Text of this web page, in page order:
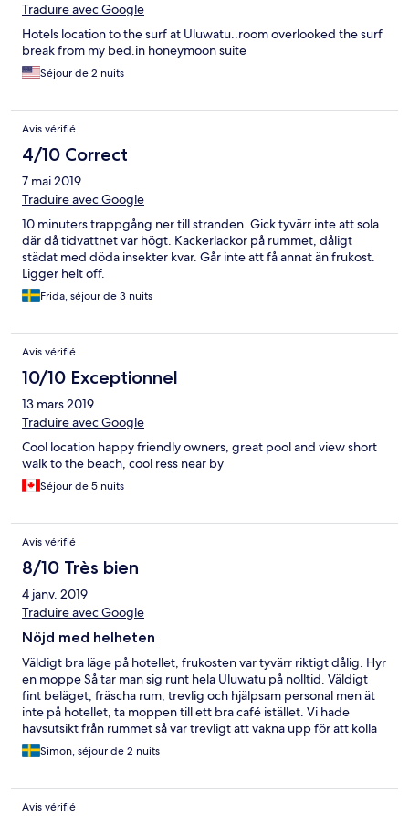
Traduire avec Google
Hotels location to the surf at Uluwatu..room overlooked the surf
break from my bed.in honeymoon suite
Séjour de 2 nuits
Avis vérifié
4/10 Correct
7 mai 2019
Traduire avec Google
10 minuters trappgång ner till stranden. Gick tyvärr inte att sola
där då tidvattnet var högt. Kackerlackor på rummet, dåligt
städat med döda insekter kvar. Går inte att få annat än frukost.
Ligger helt off.
Frida, séjour de 3 nuits
Avis vérifié
10/10 Exceptionnel
13 mars 2019
Traduire avec Google
Cool location happy friendly owners, great pool and view short
walk to the beach, cool ress near by
Séjour de 5 nuits
Avis vérifié
8/10 Très bien
4 janv. 2019
Traduire avec Google
Nöjd med helheten
Väldigt bra läge på hotellet, frukosten var tyvärr riktigt dålig. Hyr
en moppe Så tar man sig runt hela Uluwatu på nolltid. Väldigt
fint beläget, fräscha rum, trevlig och hjälpsam personal men ät
inte på hotellet, ta moppen till ett bra café istället. Vi hade
havsutsikt från rummet så var trevligt att vakna upp för att kolla
hur vågorna var nere vid stränderna
Simon, séjour de 2 nuits
Avis vérifié